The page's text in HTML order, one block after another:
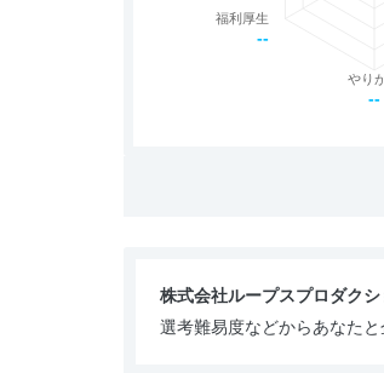
やり
--
福利厚生
--
株式会社ループスプロダク
選考難易度などからあなた